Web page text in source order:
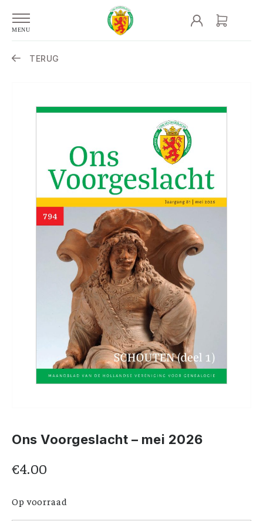
TERUG
Ons Voorgeslacht – mei 2026
€4.00
Op voorraad